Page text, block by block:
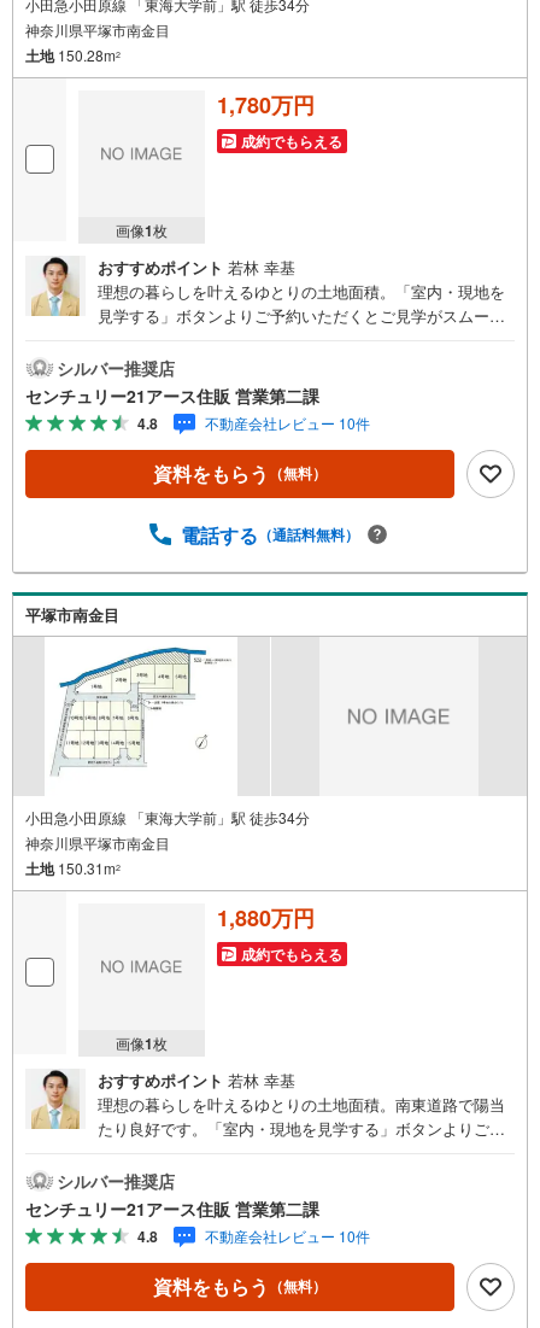
神奈川県平塚市南金目
土地150.28m2
画像1枚
1,780万円
成約でもらえる
おすすめポイント 若林 幸基
理想の暮らしを叶えるゆとりの土地面積。「室内・現地を
見学する」ボタンよりご予約いただくとご見学がスムーズ
センチュリオン獲得店舗◆全国約970店舗あるセンチュリー
21のお店。その中でも、アメリカ本部が設ける一定基準を
満たした、上位4％しか受賞できない賞。それが「センチュ
リオン」です。弊社はそのセンチュリオンを2002年から欠
かすことなく取り続けております。◆住宅ローン相談会◆
お客様にあった無理のない住宅ローンの試算やご購入の際
お買い物になりますので、しっかりとした資金計画のアド
金額を長期間で返済する住宅ローンは優遇金利が0.1％変わ
るだけで、支払い総額に大きな変化が生じます。取引の多
い弊社は金融機関の特色、傾向、トレンドを熟知しており
ますので、お客様のニーズにあった金融機関をご紹介させ
て頂きます。
シルバー推奨店
センチュリー21アース住販 営業第二課
4.8 不動産会社レビュー 10件
資料をもらう （無料）
電話する （通話料無料）
平塚市南金目
小田急小田原線 「東海大学前」駅 徒歩34分
神奈川県平塚市南金目
土地150.31m2
画像1枚
1,880万円
成約でもらえる
おすすめポイント 若林 幸基
理想の暮らしを叶えるゆとりの土地面積。南東道路で陽当
たり良好です。「室内・現地を見学する」ボタンよりご予
ー21アース住販のポイント】◆センチュリオン獲得店舗◆
全国約970店舗あるセンチュリー21のお店。その中でも、
アメリカ本部が設ける一定基準を満たした、上位4％しか受
賞できない賞。それが「センチュリオン」です。弊社はそ
のセンチュリオンを2002年から欠かすことなく取り続けて
おります。◆住宅ローン相談会◆お客様にあった無理のな
シルバー推奨店
センチュリー21アース住販 営業第二課
4.8 不動産会社レビュー 10件
資料をもらう （無料）